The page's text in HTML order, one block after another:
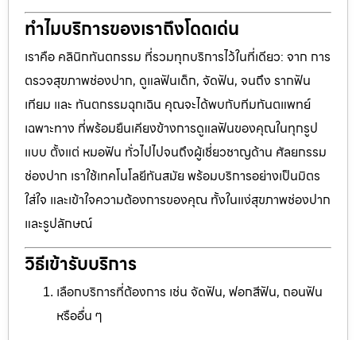
ทำไมบริการของเราถึงโดดเด่น
เราคือ คลินิกทันตกรรม ที่รวมทุกบริการไว้ในที่เดียว: จาก การ
ตรวจสุขภาพช่องปาก, ดูแลฟันเด็ก, จัดฟัน, จนถึง รากฟัน
เทียม และ ทันตกรรมฉุกเฉิน คุณจะได้พบกับทีมทันตแพทย์
เฉพาะทาง ที่พร้อมยืนเคียงข้างการดูแลฟันของคุณในทุกรูป
แบบ ตั้งแต่ หมอฟัน ทั่วไปไปจนถึงผู้เชี่ยวชาญด้าน ศัลยกรรม
ช่องปาก เราใช้เทคโนโลยีทันสมัย พร้อมบริการอย่างเป็นมิตร
ใส่ใจ และเข้าใจความต้องการของคุณ ทั้งในแง่สุขภาพช่องปาก
และรูปลักษณ์
วิธีเข้ารับบริการ
เลือกบริการที่ต้องการ เช่น จัดฟัน, ฟอกสีฟัน, ถอนฟัน
หรืออื่น ๆ